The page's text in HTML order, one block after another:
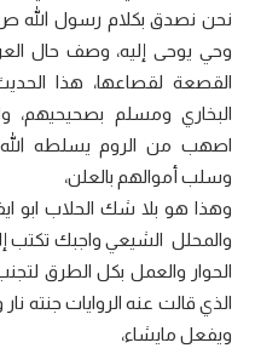
نحن نصدق بكلام رسول الله
وحي يوحى إليه، وصف حال
القصعة لقصاعها، هذا
البخاري ومسلم بصحيحيهم،
اصهب من الروم يسلطه الله
وسلب أموالهم بالعلن،
وهذا هو بلا شك الحلاب ابو
والمحلل الشيعي واجبك تكتب
الحوار والعمل بكل الطرق
الذي قالت عنه الروايات جنته
ويفعل مايشاء،